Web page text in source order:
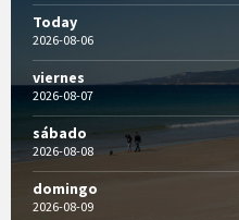
Today
2026-08-06
viernes
2026-08-07
sábado
2026-08-08
domingo
2026-08-09